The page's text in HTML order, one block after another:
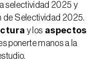
selectividad 2025
y
de Selectividad 2025.
y los aspectos
ponerte manos a la